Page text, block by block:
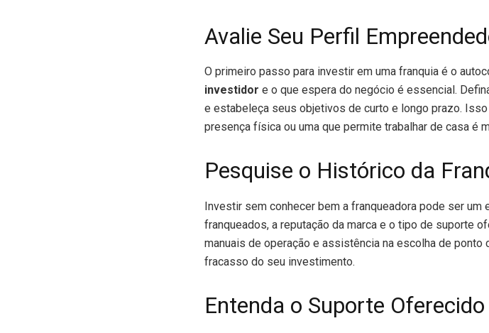
Avalie Seu Perfil
O primeiro passo para investir em uma franquia é o
investidor e o que espera do negócio é essencial.
e estabeleça seus objetivos de curto e longo prazo.
presença física ou uma que permite trabalhar de casa é
Pesquise o Histórico da
Investir sem conhecer bem a franqueadora pode ser
franqueados, a reputação da marca e o tipo de suporte
manuais de operação e assistência na escolha de
fracasso do seu investimento.
Entenda o Suporte Oferecido